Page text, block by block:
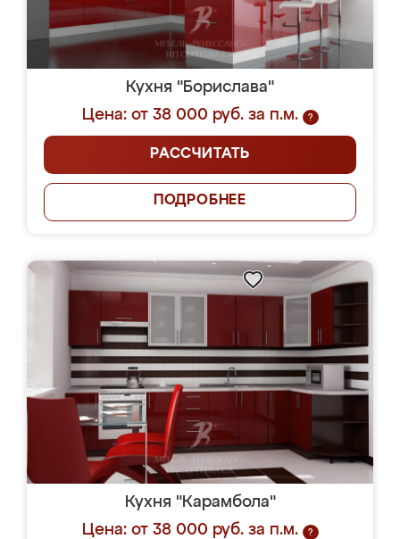
Кухня "Борислава"
Цена: от 38 000 руб. за п.м.
?
РАССЧИТАТЬ
ПОДРОБНЕЕ
Кухня "Карамбола"
Цена: от 38 000 руб. за п.м.
?